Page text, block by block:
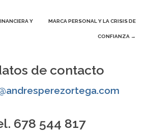
Y MARCA PERSONAL Y LA CRISIS DE
CONFIANZA →
de contacto
678 544 817